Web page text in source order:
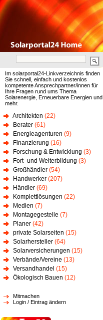
Im solarportal24-Linkverzeichnis finden
Sie schnell, einfach und kostenlos
kompetente Ansprechpartner/innen für
Ihre Fragen rund ums Thema
Solarenergie, Erneuerbare Energien und
mehr.
Architekten (22)
Berater (61)
Energieagenturen (9)
Finanzierung (16)
Forschung & Entwicklung (3)
Fort- und Weiterbildung (3)
Großhändler (54)
Handwerker (207)
Händler (69)
Komplettlösungen (22)
Medien (7)
Montagegestelle (7)
Planer (42)
private Solarseiten (15)
Solarhersteller (64)
Solarversicherungen (15)
Verbände/Vereine (13)
Versandhandel (15)
Ökologisch Bauen (12)
Mitmachen
Login / Eintrag ändern